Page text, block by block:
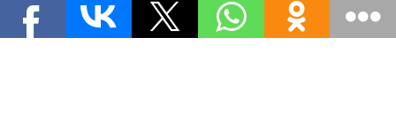
Вика
А что за предмет "манасоведение"? Объясните,